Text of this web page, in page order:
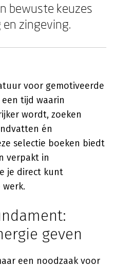
bewuste keuzes
zingeving.
voor gemotiveerde
tijd waarin
wordt, zoeken
én
selectie boeken biedt
verpakt in
je direct kunt
geven
een noodzaak voor